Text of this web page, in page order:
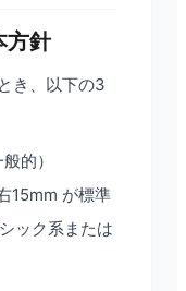
方針
き、以下の3
的）
15mm が標準
ック系または